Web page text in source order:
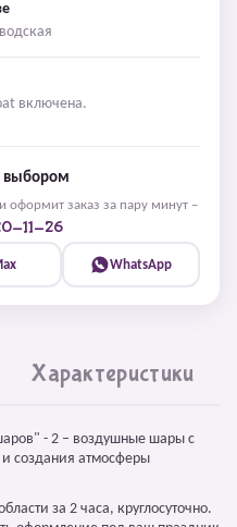
включена.
заказ за пару минут –
11-26
WhatsApp
Характеристики
- 2 – воздушные шары с
создания атмосферы
за 2 часа, круглосуточно.